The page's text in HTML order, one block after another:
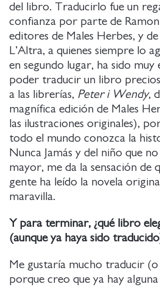
del libro. Traducirlo fue un
confianza por parte de Ramon
editores de Males Herbes, y
L’Altra, a quienes siempre lo
en segundo lugar, ha sido muy
poder traducir un libro
a las librerías, Peter i Wendy,
magnífica edición de Males
las ilustraciones originales),
todo el mundo conozca la
Nunca Jamás y del niño que
mayor, me da la sensación de
gente ha leído la novela
maravilla.
Y para terminar, ¿qué libro
(aunque ya haya sido
Me gustaría mucho traducir
porque creo que ya hay